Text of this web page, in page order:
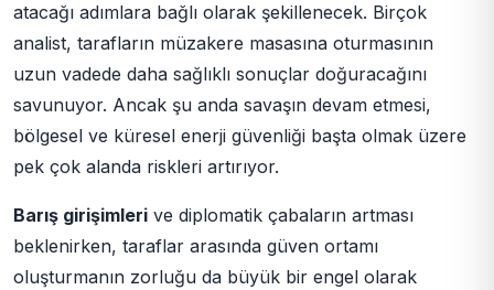
atacağı adımlara bağlı olarak şekillenecek. Birçok
analist, tarafların müzakere masasına oturmasının
uzun vadede daha sağlıklı sonuçlar doğuracağını
savunuyor. Ancak şu anda savaşın devam etmesi,
bölgesel ve küresel enerji güvenliği başta olmak üzere
pek çok alanda riskleri artırıyor.
Barış girişimleri ve diplomatik çabaların artması
beklenirken, taraflar arasında güven ortamı
oluşturmanın zorluğu da büyük bir engel olarak